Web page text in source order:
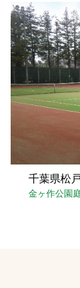
千葉県松
金ヶ作公園